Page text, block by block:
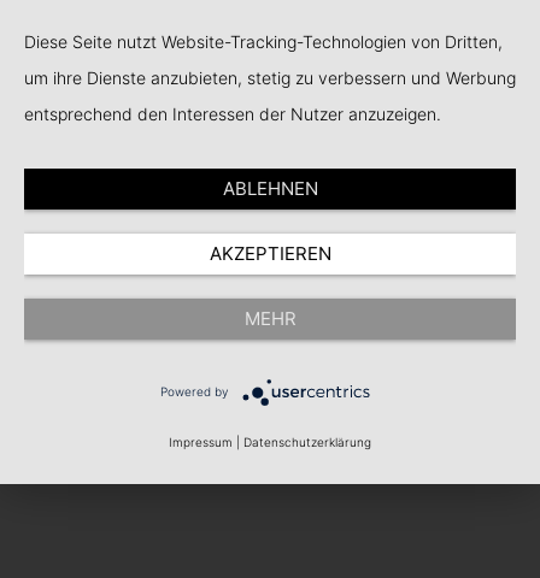
Home
Diese Seite nutzt Website-Tracking-Technologien von Dritten,
um ihre Dienste anzubieten, stetig zu verbessern und Werbung
entsprechend den Interessen der Nutzer anzuzeigen.
ABLEHNEN
AKZEPTIEREN
MEHR
Powered by
Impressum Datenschutzerklärung